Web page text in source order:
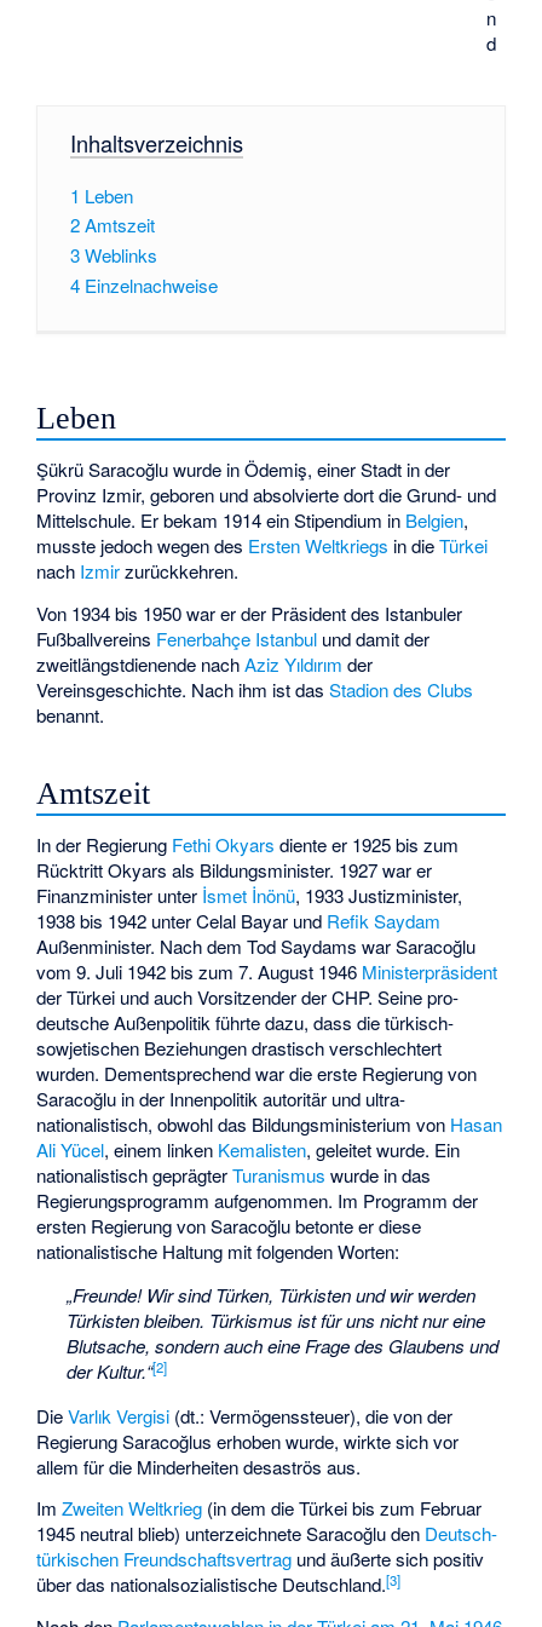
n
d
Inhaltsverzeichnis
1 Leben
2Amtszeit
3Weblinks
4 Einzelnachweise
Leben
Şükrü Saracoğlu wurde in Ödemiş, einer Stadt in der
Provinz Izmir, geboren und absolvierte dort die Grund- und
Mittelschule. Er bekam 1914 ein Stipendium in Belgien,
musste jedoch wegen des Ersten Weltkriegs in dieTürkei
nach Izmirzurückkehren.
Von 1934 bis 1950 war er der Präsident des Istanbuler
Fußballvereins Fenerbahçe Istanbul und damit der
zweitlängstdienende nachAziz Yıldırım der
Vereinsgeschichte. Nach ihm ist dasStadion des Clubs
benannt.
Amtszeit
In der Regierung Fethi Okyars diente er 1925 bis zum
Rücktritt Okyars als Bildungsminister. 1927 war er
Finanzminister unter İsmet İnönü, 1933 Justizminister,
1938 bis 1942 unterCelal Bayar und Refik Saydam
Außenminister. Nach dem Tod Saydams war Saracoğlu
vom 9. Juli 1942 bis zum 7. August 1946 Ministerpräsident
der Türkei und auch Vorsitzender der CHP. Seine pro-
deutsche Außenpolitik führte dazu, dass die türkisch-
sowjetischen Beziehungen drastisch verschlechtert
wurden. Dementsprechend war die erste Regierung von
Saracoğlu in der Innenpolitik autoritär und ultra-
nationalistisch, obwohl das Bildungsministerium von Hasan
Ali Yücel, einem linken Kemalisten, geleitet wurde. Ein
nationalistisch geprägterTuranismus wurde in das
Regierungsprogramm aufgenommen. Im Programm der
ersten Regierung von Saracoğlu betonte er diese
nationalistische Haltung mit folgenden Worten:
„Freunde! Wir sind Türken, Türkisten und wir werden
Türkisten bleiben. Türkismus ist für uns nicht nur eine
Blutsache, sondern auch eine Frage des Glaubens und
der Kultur.“[2]
DieVarlık Vergisi (dt.: Vermögenssteuer), die von der
Regierung Saracoğlus erhoben wurde, wirkte sich vor
allem für die Minderheiten desaströs aus.
ImZweiten Weltkrieg (in dem die Türkei bis zum Februar
1945 neutral blieb) unterzeichnete Saracoğlu den Deutsch-
türkischen Freundschaftsvertrag und äußerte sich positiv
über das nationalsozialistische Deutschland.[3]